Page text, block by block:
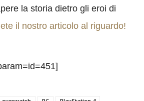
la storia dietro gli eroi di
il nostro articolo al riguardo!